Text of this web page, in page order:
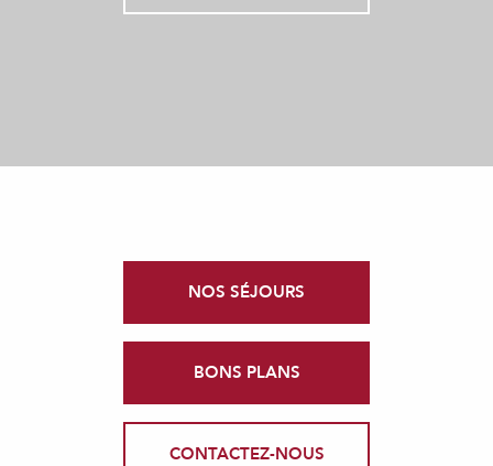
NOS SÉJOURS
BONS PLANS
CONTACTEZ-NOUS